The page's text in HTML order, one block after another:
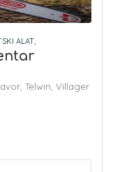
ALAT,
Telwin, Villager